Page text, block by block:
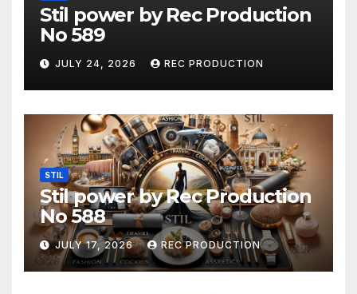
Stil power by Rec Production
No 589
JULY 24, 2026 REC PRODUCTION
STIL
Stil power by Rec Production
No 588
JULY 17, 2026 REC PRODUCTION